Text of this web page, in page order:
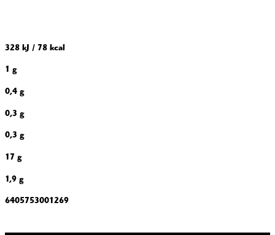
328 kJ / 78 kcal
1 g
0,4 g
0,3 g
0,3 g
17 g
1,9 g
6405753001269